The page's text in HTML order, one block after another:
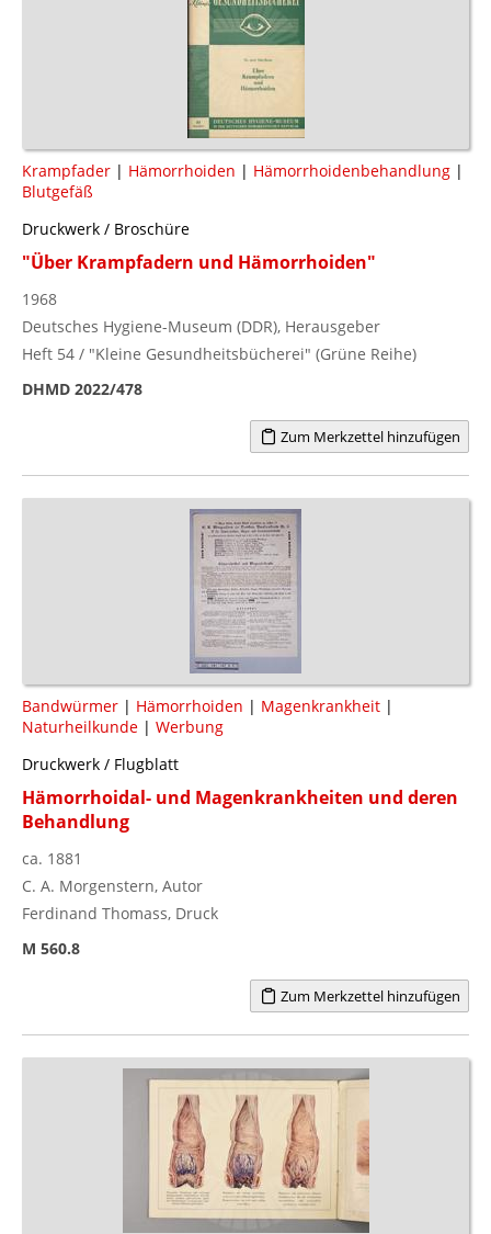
Krampfader | Hämorrhoiden | Hämorrhoidenbehandlung |
Blutgefäß
Druckwerk / Broschüre
"Über Krampfadern und Hämorrhoiden"
1968
Deutsches Hygiene-Museum (DDR), Herausgeber
Heft 54 / "Kleine Gesundheitsbücherei" (Grüne Reihe)
DHMD 2022/478
Zum Merkzettel hinzufügen
Bandwürmer | Hämorrhoiden | Magenkrankheit |
Naturheilkunde | Werbung
Druckwerk / Flugblatt
Hämorrhoidal- und Magenkrankheiten und deren
Behandlung
ca. 1881
C. A. Morgenstern, Autor
Ferdinand Thomass, Druck
M 560.8
Zum Merkzettel hinzufügen